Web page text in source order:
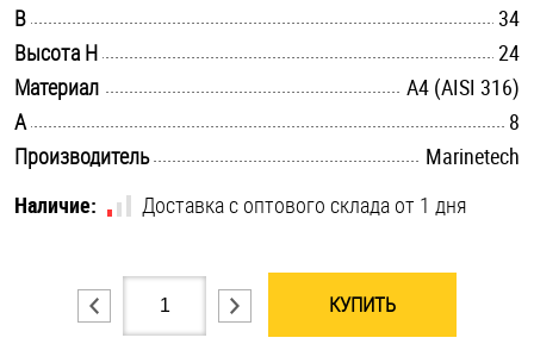
Такелаж
Хомуты
Шайбы
Шпильки
Штифты и пальцы
B
34
Высота H
24
Материал
A4 (AISI 316)
A
8
Производитель
Marinetech
Наличие:
Доставка с оптового склада от 1 дня
КУПИТЬ